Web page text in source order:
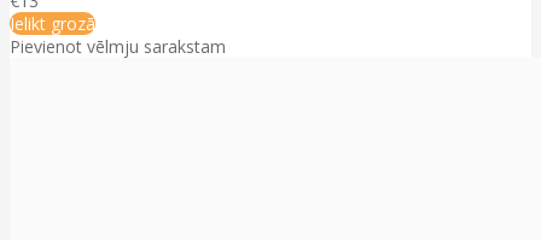
Ielikt grozā
Pievienot vēlmju sarakstam